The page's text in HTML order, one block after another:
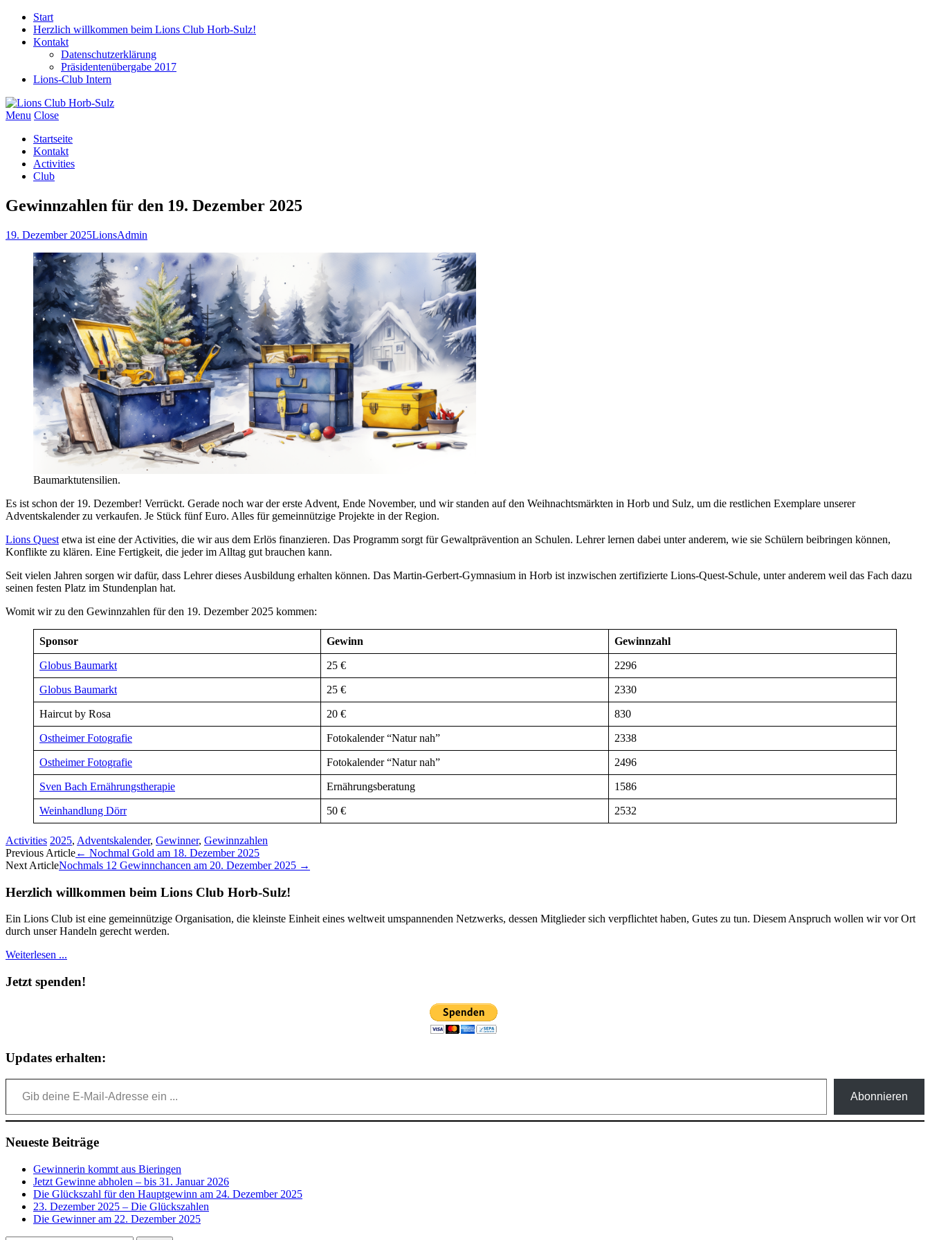
Start
Herzlich willkommen beim Lions Club Horb-Sulz!
Kontakt
Datenschutzerklärung
Präsidentenübergabe 2017
Lions-Club Intern
Menu Close
Startseite
Kontakt
Activities
Club
Gewinnzahlen für den 19. Dezember 2025
19. Dezember 2025LionsAdmin
Baumarktutensilien.
Es ist schon der 19. Dezember! Verrückt. Gerade noch war der erste Advent, Ende November, und wir standen auf den Weihnachtsmärkten in Horb und Sulz, um die restlichen Exemplare unserer
Adventskalender zu verkaufen. Je Stück fünf Euro. Alles für gemeinnützige Projekte in der Region.
Lions Quest etwa ist eine der Activities, die wir aus dem Erlös finanzieren. Das Programm sorgt für Gewaltprävention an Schulen. Lehrer lernen dabei unter anderem, wie sie Schülern beibringen können,
Konflikte zu klären. Eine Fertigkeit, die jeder im Alltag gut brauchen kann.
Seit vielen Jahren sorgen wir dafür, dass Lehrer dieses Ausbildung erhalten können. Das Martin-Gerbert-Gymnasium in Horb ist inzwischen zertifizierte Lions-Quest-Schule, unter anderem weil das Fach dazu
seinen festen Platz im Stundenplan hat.
Womit wir zu den Gewinnzahlen für den 19. Dezember 2025 kommen:
Sponsor Gewinn Gewinnzahl
Globus Baumarkt 25 € 2296
Globus Baumarkt 25 € 2330
Haircut by Rosa 20 € 830
Ostheimer Fotografie Fotokalender “Natur nah” 2338
Ostheimer Fotografie Fotokalender “Natur nah” 2496
Sven Bach Ernährungstherapie Ernährungsberatung 1586
Weinhandlung Dörr 50 € 2532
Activities 2025, Adventskalender, Gewinner, Gewinnzahlen
Artikel-
Navigation
Previous Article← Nochmal Gold am 18. Dezember 2025
Next ArticleNochmals 12 Gewinnchancen am 20. Dezember 2025 →
Herzlich willkommen beim Lions Club Horb-Sulz!
Ein Lions Club ist eine gemeinnützige Organisation, die kleinste Einheit eines weltweit umspannenden Netzwerks, dessen Mitglieder sich verpflichtet haben, Gutes zu tun. Diesem Anspruch wollen wir vor Ort
durch unser Handeln gerecht werden.
Weiterlesen ...
Jetzt spenden!
Updates erhalten:
Gib deine E-Mail-Adresse ein ...
Abonnieren
Neueste Beiträge
Gewinnerin kommt aus Bieringen
Jetzt Gewinne abholen – bis 31. Januar 2026
Die Glückszahl für den Hauptgewinn am 24. Dezember 2025
23. Dezember 2025 – Die Glückszahlen
Die Gewinner am 22. Dezember 2025